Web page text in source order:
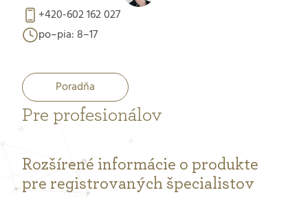
+420-602 162 027
po–pia: 8–17
Poradňa
Pre profesionálov
Rozšírené informácie o produkte
pre registrovaných špecialistov